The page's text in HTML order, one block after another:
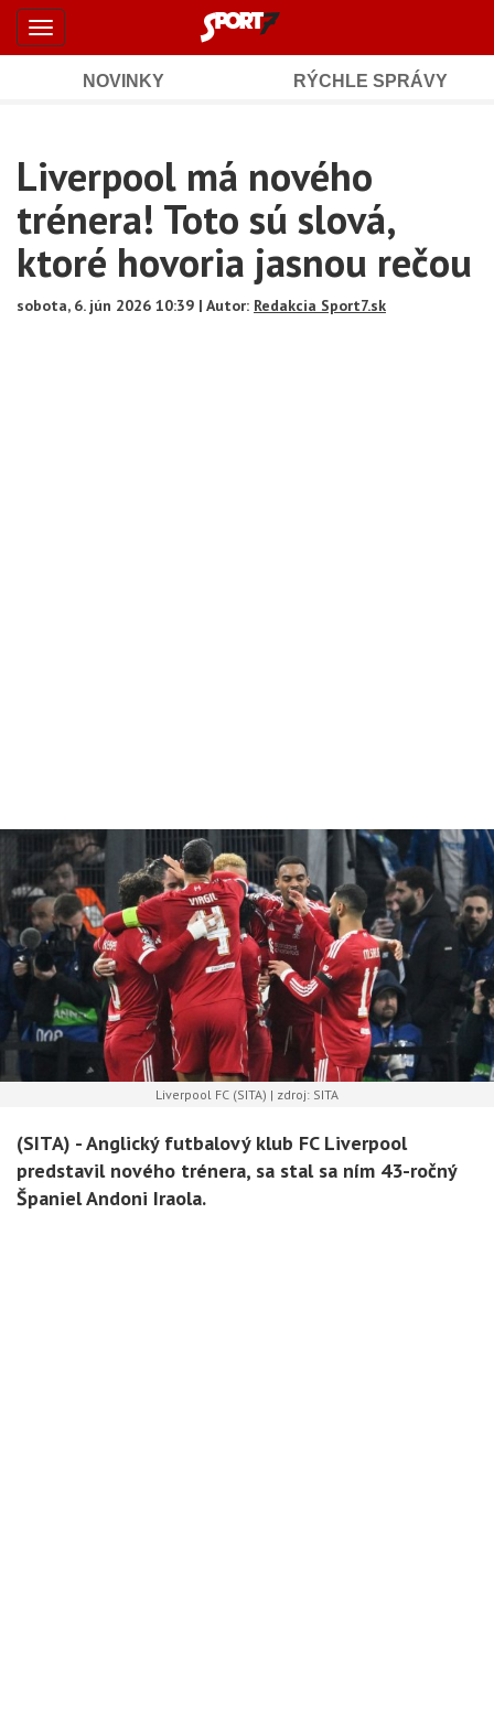
Šport7.sk
-
spravodajstvo
výsledky
Skočiť
hlavný
Toggle
navigation
Navigation
NOVINKY RÝCHLE SPRÁVY
Main
Content
Liverpool má nového
trénera! Toto sú slová,
ktoré hovoria jasnou rečou
sobota, 6. jún 2026 10:39 | Autor: Redakcia Sport7.sk
Liverpool FC (SITA) | zdroj: SITA
(SITA) -Anglický futbalový klub FC Liverpool
predstavil nového trénera, sa stal sa ním 43-ročný
Španiel Andoni Iraola.